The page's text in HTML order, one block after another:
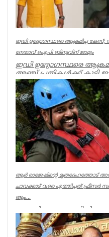
ഇഡി ഉദ്യോഗസ്ഥരെ ആക്രമിച്ച കേസ്;
നേതാവ് ഐപി ബിനുവിന് ജാമ്യം
ഇഡി ഉദ്യോഗസ്ഥരെ
അഞ്ച് പ്രതികള്‍ക്ക് കൂടി
സിപിഐഎം നേതാവ് ഐപി
Kerala
ആര്‍ രാജേഷിന്റെ മൃതദേഹത്തോട്
ചാവക്കാട് വരെ എത്തിച്ചത് ഫ്രീസര്‍
ആം...
കണ്ണൂര്‍ ചെറുപുഴയില്‍
നീന്തല്‍ പരിശീലകന്‍ ആര്‍